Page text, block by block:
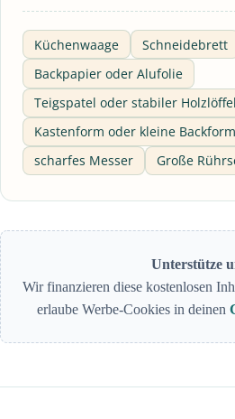
Küchenwaage Schneidebrett
Backpapier oder Alufolie
Teigspatel oder stabiler Holzlöffel
Kastenform oder kleine Backform
scharfes Messer
Große
Unterstütze
Wir finanzieren diese kostenlosen
erlaube Werbe-Cookies in deinen